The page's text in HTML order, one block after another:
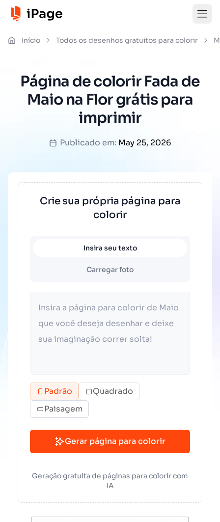
Início Todos os desenhos gratuitos para colorir
Página de colorir Fada de
Maio na Flor grátis para
imprimir
Publicado em: May 25, 2026
Crie sua própria página para
colorir
Insira seu texto
Carregar foto
Padrão
Quadrado
Paisagem
Gerar página para colorir
Geração gratuita de páginas para colorir com
IA